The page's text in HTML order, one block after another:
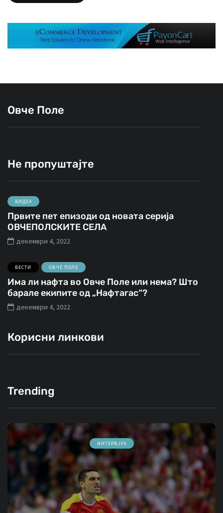
Овче Поле
Не пропуштајте
ВИДЕА
Првите пет епизоди од новата серија
ОВЧЕПОЛСКИТЕ СЕЛА
декември 4, 2022
ВЕСТИ ОВЧЕ ПОЛЕ
Има ли нафта во Овче Поле или нема? Што
барале екипите од „Нафтагас“?
декември 4, 2022
Корисни линкови
Trending
ИНТЕРВЈУА